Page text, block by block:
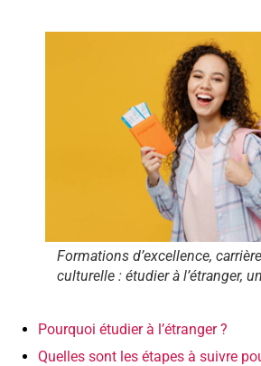
Formations d’excellence,
culturelle : étudier à l’étranger,
Pourquoi étudier à l’étranger ?
Quelles sont les étapes à suivre